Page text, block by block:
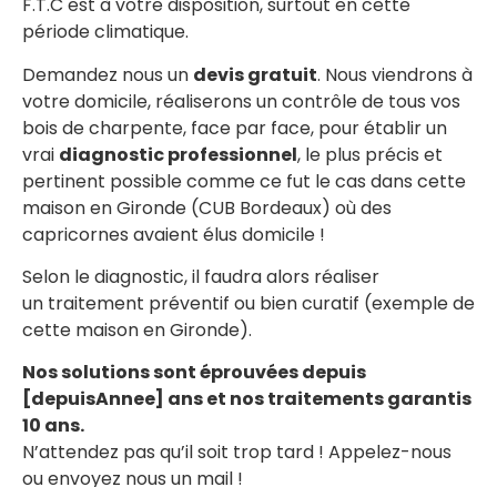
F.T.C est à votre disposition, surtout en cette
période climatique.
Demandez nous un devis gratuit. Nous viendrons à
votre domicile, réaliserons un contrôle de tous vos
bois de charpente, face par face, pour établir un
vrai diagnostic professionnel, le plus précis et
pertinent possible comme ce fut le cas dans cette
maison en Gironde (CUB Bordeaux) où des
capricornes avaient élus domicile !
Selon le diagnostic, il faudra alors réaliser
un traitement préventif ou bien curatif (exemple de
cette maison en Gironde).
Nos solutions sont éprouvées depuis
[depuisAnnee] ans et nos traitements garantis
10 ans.
N’attendez pas qu’il soit trop tard ! Appelez-nous
ou envoyez nous un mail !